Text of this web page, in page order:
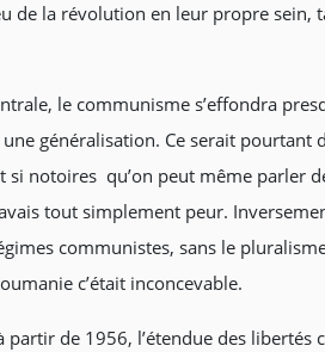
de la révolution en leur propre sein,
le communisme s’effondra
généralisation. Ce serait pourtant
si notoires qu’on peut même parler
tout simplement peur.
communistes, sans le
c’était inconcevable.
partir de 1956, l’étendue des